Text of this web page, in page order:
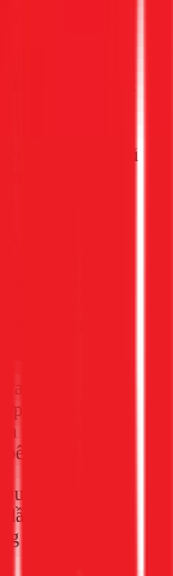
sát và tư vấn
kỹ thuật
vững, đội ngũ
ngặt quy trình
(Quan trọng
định nguyên
sạch sẽ bề
lớp vữa yếu.
đục ra và trám
đường được
cho đến khi
phải, đảm bảo
tông.
Quét một lớp lót
để tăng
và lớp chống